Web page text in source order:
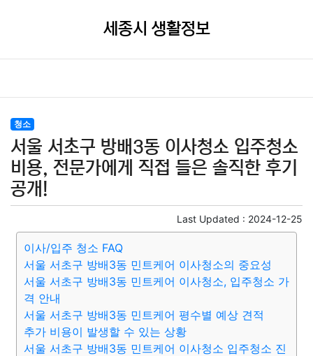
세종시 생활정보
청소
서울 서초구 방배3동 이사청소 입주청소
비용, 전문가에게 직접 들은 솔직한 후기
공개!
Last Updated : 2024-12-25
이사/입주 청소 FAQ
서울 서초구 방배3동 민트케어 이사청소의 중요성
서울 서초구 방배3동 민트케어 이사청소, 입주청소 가
격 안내
서울 서초구 방배3동 민트케어 평수별 예상 견적
추가 비용이 발생할 수 있는 상황
서울 서초구 방배3동 민트케어 이사청소 입주청소 진